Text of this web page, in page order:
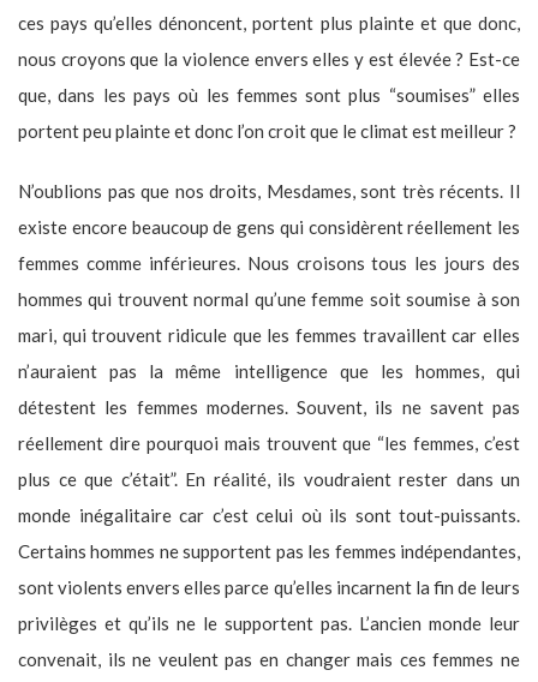
ces pays qu’elles dénoncent, portent plus plainte et que donc,
nous croyons que la violence envers elles y est élevée ? Est-ce
que, dans les pays où les femmes sont plus “soumises” elles
portent peu plainte et donc l’on croit que le climat est meilleur ?
N’oublions pas que nos droits, Mesdames, sont très récents. Il
existe encore beaucoup de gens qui considèrent réellement les
femmes comme inférieures. Nous croisons tous les jours des
hommes qui trouvent normal qu’une femme soit soumise à son
mari, qui trouvent ridicule que les femmes travaillent car elles
n’auraient pas la même intelligence que les hommes, qui
détestent les femmes modernes. Souvent, ils ne savent pas
réellement dire pourquoi mais trouvent que “les femmes, c’est
plus ce que c’était”. En réalité, ils voudraient rester dans un
monde inégalitaire car c’est celui où ils sont tout-puissants.
Certains hommes ne supportent pas les femmes indépendantes,
sont violents envers elles parce qu’elles incarnent la fin de leurs
privilèges et qu’ils ne le supportent pas. L’ancien monde leur
convenait, ils ne veulent pas en changer mais ces femmes ne